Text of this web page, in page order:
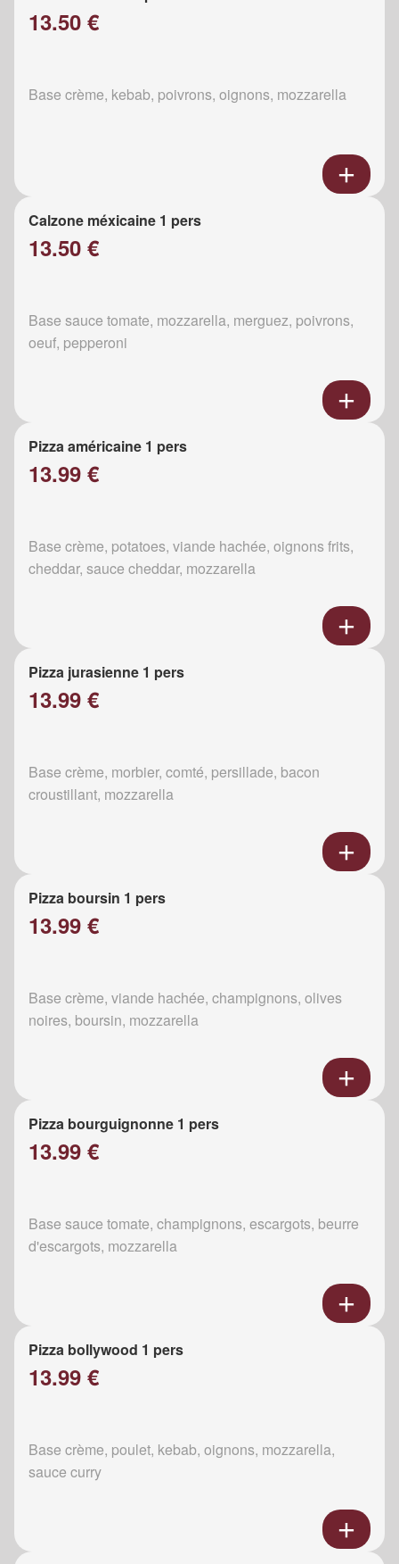
13.50 €
Base crème, kebab, poivrons, oignons, mozzarella
Calzone méxicaine 1 pers
13.50 €
Base sauce tomate, mozzarella, merguez, poivrons,
oeuf, pepperoni
Pizza américaine 1 pers
13.99 €
Base crème, potatoes, viande hachée, oignons frits,
cheddar, sauce cheddar, mozzarella
Pizza jurasienne 1 pers
13.99 €
Base crème, morbier, comté, persillade, bacon
croustillant, mozzarella
Pizza boursin 1 pers
13.99 €
Base crème, viande hachée, champignons, olives
noires, boursin, mozzarella
Pizza bourguignonne 1 pers
13.99 €
Base sauce tomate, champignons, escargots, beurre
d'escargots, mozzarella
Pizza bollywood 1 pers
13.99 €
Base crème, poulet, kebab, oignons, mozzarella,
sauce curry